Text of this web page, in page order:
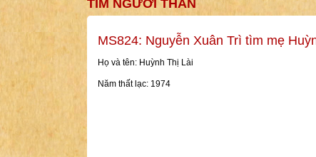
TÌM NGƯỜI THÂN
MS824: Nguyễn Xuân Trì tìm mẹ
Họ và tên: Huỳnh Thị Lài
Năm thất lạc: 1974